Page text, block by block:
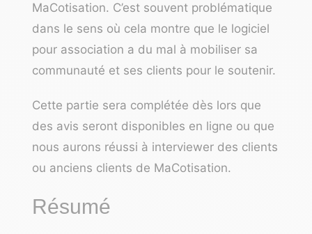
MaCotisation. C’est souvent problématique
dans le sens où cela montre que le logiciel
pour association a du mal à mobiliser sa
communauté et ses clients pour le soutenir.
Cette partie sera complétée dès lors que
des avis seront disponibles en ligne ou que
nous aurons réussi à interviewer des clients
ou anciens clients de MaCotisation.
Résumé